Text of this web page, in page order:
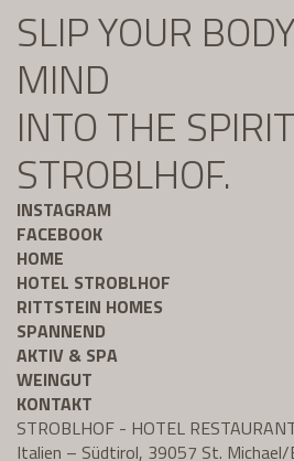
SLIP YOUR
MIND
INTO THE
STROBLHOF.
INSTAGRAM
FACEBOOK
HOME
HOTEL STROBLHOF
RITTSTEIN HOMES
SPANNEND
AKTIV & SPA
WEINGUT
KONTAKT
STROBLHOF - HOTEL
Italien – Südtirol, 39057 St. Michael/